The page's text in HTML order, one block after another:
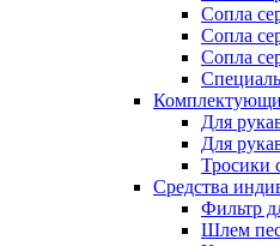
Сопла
Сопла
Сопла
Для
Для
Тросики
Средства
Фильтр
Шлем